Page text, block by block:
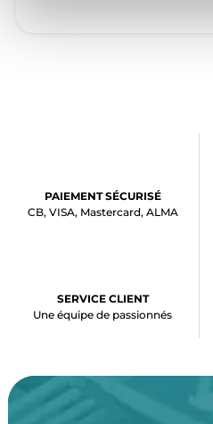
PAIEMENT SÉCURISÉ
CB, VISA, Mastercard, ALMA
SERVICE CLIENT
Une équipe de passionnés